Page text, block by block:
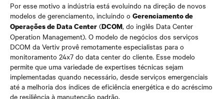
Por esse motivo a indústria está evoluindo na direção de novos
modelos de gerenciamento, incluindo o Gerenciamento de
Operações de Data Center (DCOM, do inglês Data Center
Operation Management). O modelo de negócios dos serviços
DCOM da Vertiv provê remotamente especialistas para o
monitoramento 24x7 do data center do cliente. Esse modelo
permite que uma variedade de expertises técnicas sejam
implementadas quando necessário, desde serviços emergenciais
até a melhoria dos índices de eficiência energética e do acréscimo
de resiliência à manutenção padrão.